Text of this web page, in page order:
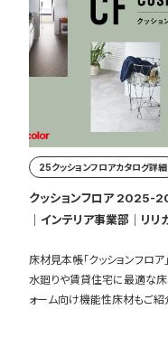
25クッションフロアカタログ詳細
クッションフロア 2025-
｜インテリア事業部｜リ
床材見本帳「クッションフロ
水廻りや賃貸住宅に最適な床
ォーム向け機能性床材もご紹